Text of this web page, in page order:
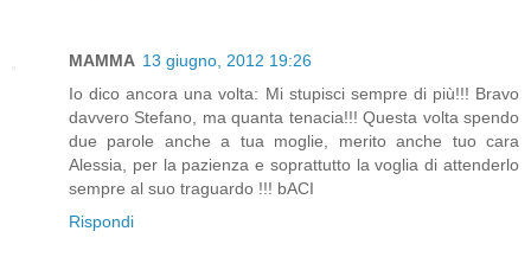
MAMMA 13 giugno, 2012 19:26
Io dico ancora una volta: Mi stupisci sempre di più!!! Bravo
davvero Stefano, ma quanta tenacia!!! Questa volta spendo
due parole anche a tua moglie, merito anche tuo cara
Alessia, per la pazienza e soprattutto la voglia di attenderlo
sempre al suo traguardo !!! bACI
Rispondi